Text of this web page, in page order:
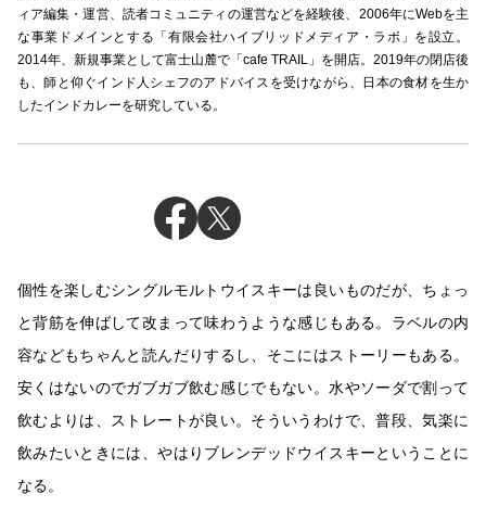
ィア編集・運営、読者コミュニティの運営などを経験後、2006年にWebを主
な事業ドメインとする「有限会社ハイブリッドメディア・ラボ」を設立。
2014年、新規事業として富士山麓で「cafe TRAIL」を開店。2019年の閉店後
も、師と仰ぐインド人シェフのアドバイスを受けながら、日本の食材を生か
したインドカレーを研究している。
個性を楽しむシングルモルトウイスキーは良いものだが、ちょっ
と背筋を伸ばして改まって味わうような感じもある。ラベルの内
容などもちゃんと読んだりするし、そこにはストーリーもある。
安くはないのでガブガブ飲む感じでもない。水やソーダで割って
飲むよりは、ストレートが良い。そういうわけで、普段、気楽に
飲みたいときには、やはりブレンデッドウイスキーということに
なる。